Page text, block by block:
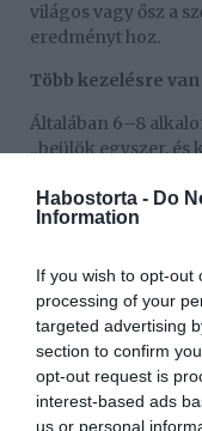
Habostorta - Do
Information
If you wish to opt-out
processing of your
targeted advertising
section to confirm
opt-out request is
interest-based ads
us or personal
világos vagy ősz a
eredményt hoz.
Több kezelésre
Általában 6–8
„beülök egyszer, és
Kellemetlen lehet:
hűtéssel csillapítja.
Bőrproblémák
Ha például
területen, vagy sok
bőrgyógyászhoz